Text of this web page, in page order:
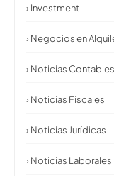
› Investment
› Negocios en
› Noticias Contables
› Noticias Fiscales
› Noticias Jurídicas
› Noticias Laborales